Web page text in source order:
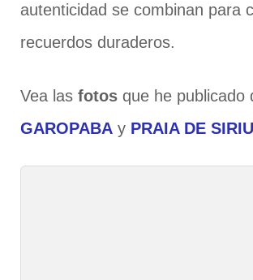
autenticidad se combinan para
recuerdos duraderos.
Vea las fotos que he publicado
GAROPABA y PRAIA DE SIRIU